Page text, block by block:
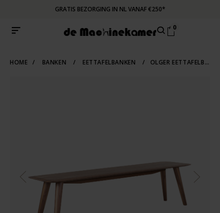
GRATIS BEZORGING IN NL VANAF €250*
0
HOME / BANKEN / EETTAFELBANKEN / OLGER EETTAFELBANK